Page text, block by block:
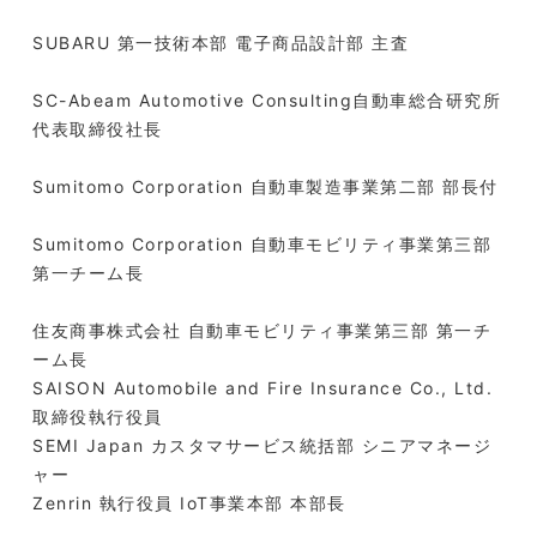
SUBARU 第一技術本部 電子商品設計部 主査
SC-Abeam Automotive Consulting自動車総合研究所
代表取締役社長
Sumitomo Corporation 自動車製造事業第二部 部長付
Sumitomo Corporation 自動車モビリティ事業第三部
第一チーム長
住友商事株式会社 自動車モビリティ事業第三部 第一チ
ーム長
SAISON Automobile and Fire Insurance Co., Ltd.
取締役執行役員
SEMI Japan カスタマサービス統括部 シニアマネージ
ャー
Zenrin 執行役員 IoT事業本部 本部長